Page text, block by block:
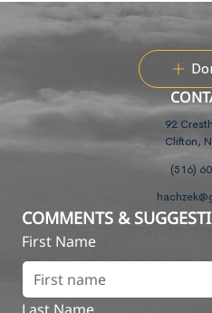
92
Clifton,
(516)
COMMENTS &
First Name